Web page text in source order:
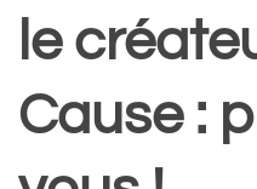
le
Cause :